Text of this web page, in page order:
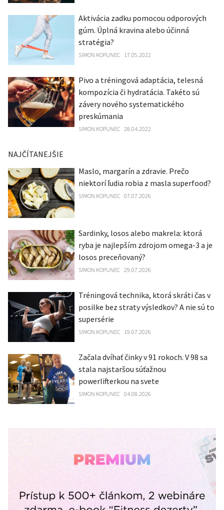
Aktivácia zadku pomocou odporových
gúm. Úplná kravina alebo účinná
stratégia?
SIMON KOPUNEC 17.05.2022
Pivo a tréningová adaptácia, telesná
kompozícia či hydratácia. Takéto sú
závery nového systematického
preskúmania
SIMON KOPUNEC 28.04.2022
NAJČÍTANEJŠIE
Maslo, margarín a zdravie. Prečo
niektorí ľudia robia z masla superfood?
SIMON KOPUNEC 07.07.2026
Sardinky, losos alebo makrela: ktorá
ryba je najlepším zdrojom omega-3 a je
losos preceňovaný?
SIMON KOPUNEC 29.07.2026
Tréningová technika, ktorá skráti čas v
posilke bez straty výsledkov? A nie sú to
supersérie
SIMON KOPUNEC 19.07.2026
Začala dvíhať činky v 91 rokoch. V 98 sa
stala najstaršou súťažnou
powerlifterkou na svete
SIMON KOPUNEC 04.08.2026